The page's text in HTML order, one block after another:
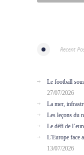
Recent
Le football
27/07/2026
La mer,
Les leçons du
Le défi de
L’Europe face
13/07/2026